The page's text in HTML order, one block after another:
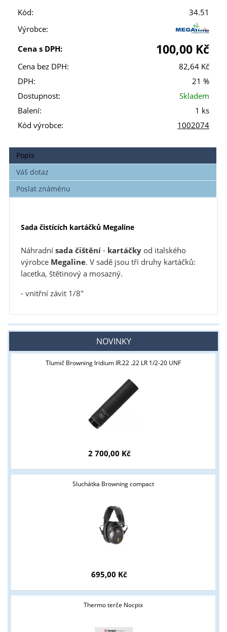
Kód:
34.51
Výrobce:
Cena s DPH:
100,00 Kč
Cena bez DPH:
82,64 Kč
DPH:
21 %
Dostupnost:
Skladem
Balení:
1 ks
Kód výrobce:
1002074
Popis
Váš dotaz
Poslat známénu
Sada čistících kartáčků Megaline
Náhradnísada čištění- kartáčkyod italského
výrobce Megaline. V sadě jsou tři druhy kartáčků:
lacetka, štětinový a mosazný.
- vnitřní závit 1/8"
NOVINKY
Tlumič Browning Iridium IR.22 .22 LR 1/2-20 UNF
2 700,00 Kč
Sluchátka Browning compact
695,00 Kč
Thermo terče Nocpix